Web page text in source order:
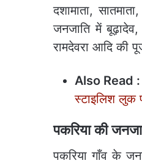
दशामाता,
जनजाति में बूढ़ादेव,
रामदेवरा आदि की
Also Read :
स्टाइलिश लुक
पकरिया की
पकरिया गाँव के